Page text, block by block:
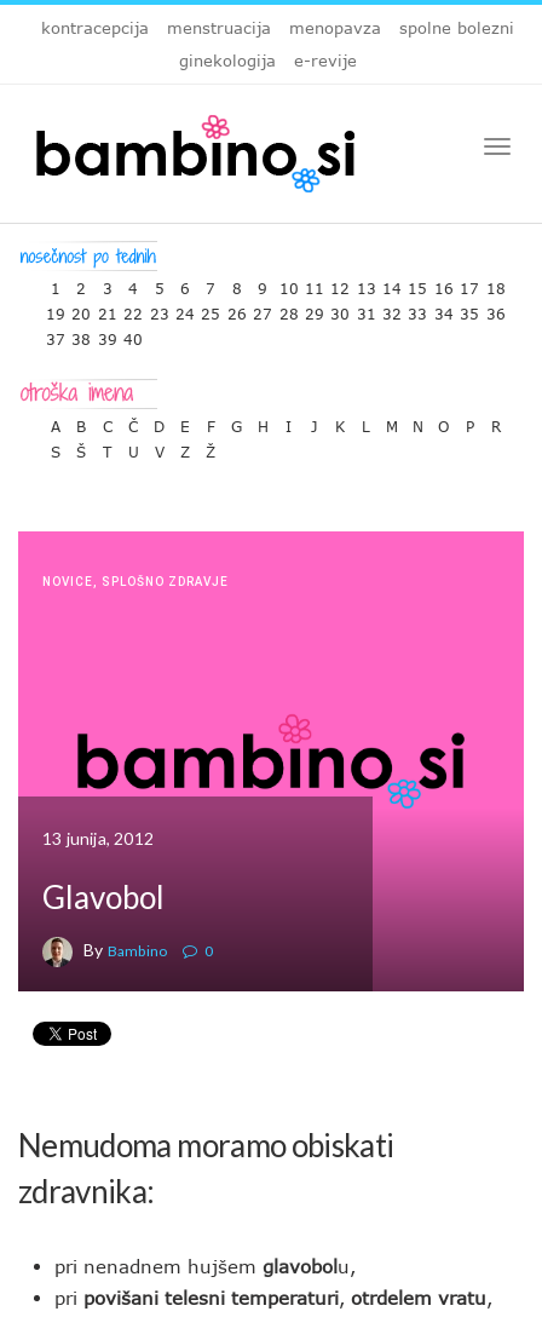
kontracepcija menstruacija menopavza
spolne bolezni
ginekologija
e-revije
1 2 3 4 5 6 7 8 9 10 11 12 13 14 15 16 17 18
19 20 21 22 23 24 25 26 27 28 29 30 31 32 33 34 35 36
37 38 39 40
A B C Č D E F G H I J K L M N O P
R
S
Š T U V Z Ž
NOVICE SPLOŠNO ZDRAVJE
13 junija, 2012
Glavobol
By Bambino 0
Nemudoma moramo obiskati
zdravnika:
pri nenadnem hujšem glavobol u,
pri povišani telesni temperaturi, otrdelem vratu,